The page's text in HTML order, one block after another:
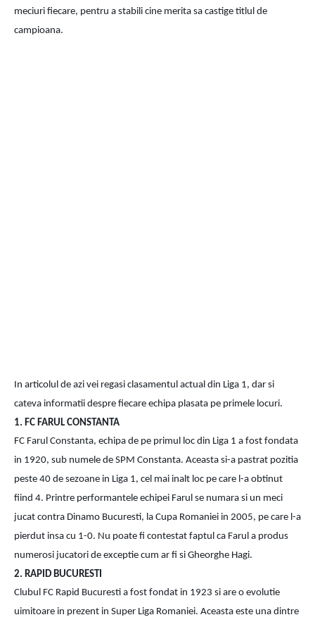
meciuri fiecare, pentru a stabili cine merita sa castige titlul de
campioana.
In articolul de azi vei regasi clasamentul actual din Liga 1, dar si
cateva informatii despre fiecare echipa plasata pe primele locuri.
1. FC FARUL CONSTANTA
FC Farul Constanta, echipa de pe primul loc din Liga 1 a fost fondata
in 1920, sub numele de SPM Constanta. Aceasta si-a pastrat pozitia
peste 40 de sezoane in Liga 1, cel mai inalt loc pe care l-a obtinut
fiind 4. Printre performantele echipei Farul se numara si un meci
jucat contra Dinamo Bucuresti, la Cupa Romaniei in 2005, pe care l-a
pierdut insa cu 1-0. Nu poate fi contestat faptul ca Farul a produs
numerosi jucatori de exceptie cum ar fi si Gheorghe Hagi.
2. RAPID BUCURESTI
Clubul FC Rapid Bucuresti a fost fondat in 1923 si are o evolutie
uimitoare in prezent in Super Liga Romaniei. Aceasta este una dintre